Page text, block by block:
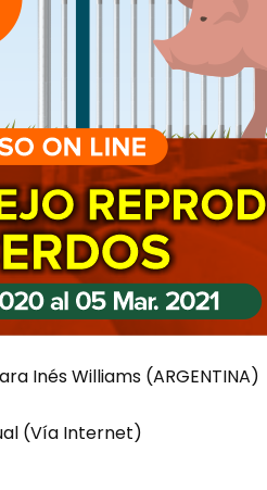
Inés Williams (ARGENTINA)
(Vía Internet)